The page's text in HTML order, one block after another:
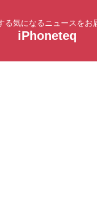
る気になるニュースをお
iPhoneteq